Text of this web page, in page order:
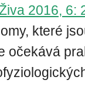
2016, 6:
které
očekává